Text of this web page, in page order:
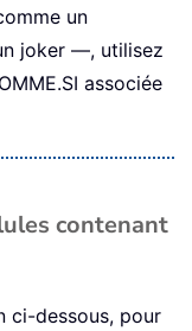
un
joker —, utilisez
associée
contenant
ci-dessous, pour